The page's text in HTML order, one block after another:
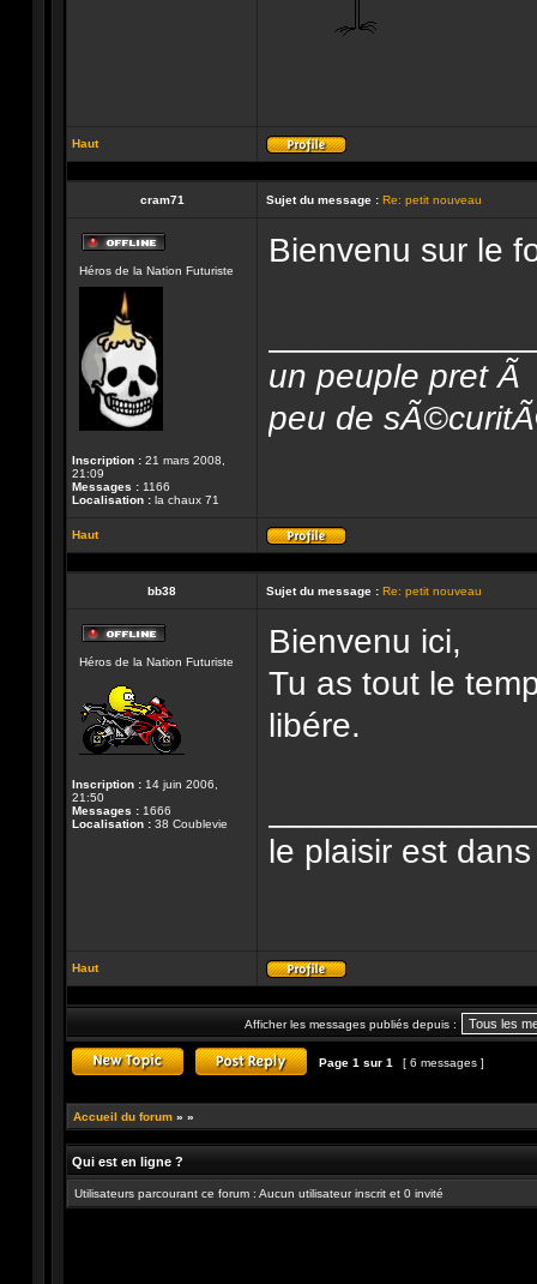
Haut
Profil
cram71 Sujet du message : Re: petit nouveau
ligne
Héros de la Nation Futuriste
Inscription : 21 mars 2008,
21:09
Messages : 1166
Localisation : la chaux 71
Bienvenu sur le
un peuple pret
peu de
Haut
Profil
bb38 Sujet du message : Re: petit nouveau
ligne
Héros de la Nation Futuriste
Inscription : 14 juin 2006,
21:50
Messages : 1666
Localisation : 38 Coublevie
Bienvenu ici,
Tu as tout le
libére.
le plaisir est
Haut
Profil
Afficher les messages publiés depuis :
Page 1 sur 1 [ 6 messages ]
Accueil du forum » »
Qui est en ligne ?
Utilisateurs parcourant ce forum : Aucun utilisateur inscrit et 0 invité